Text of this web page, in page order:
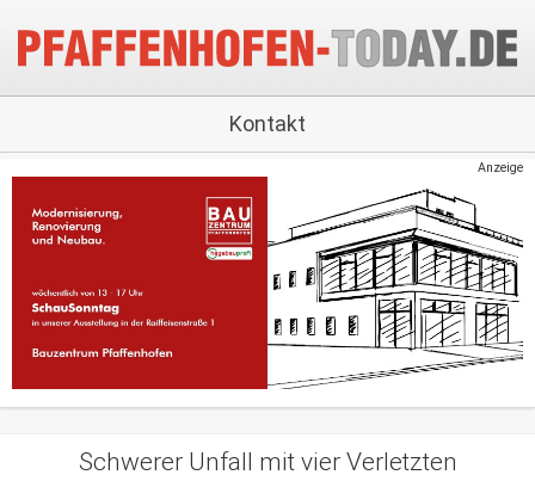
Kontakt
Anzeige
Schwerer Unfall mit vier Verletzten